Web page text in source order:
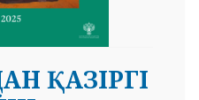
ҚАЗІРГІ